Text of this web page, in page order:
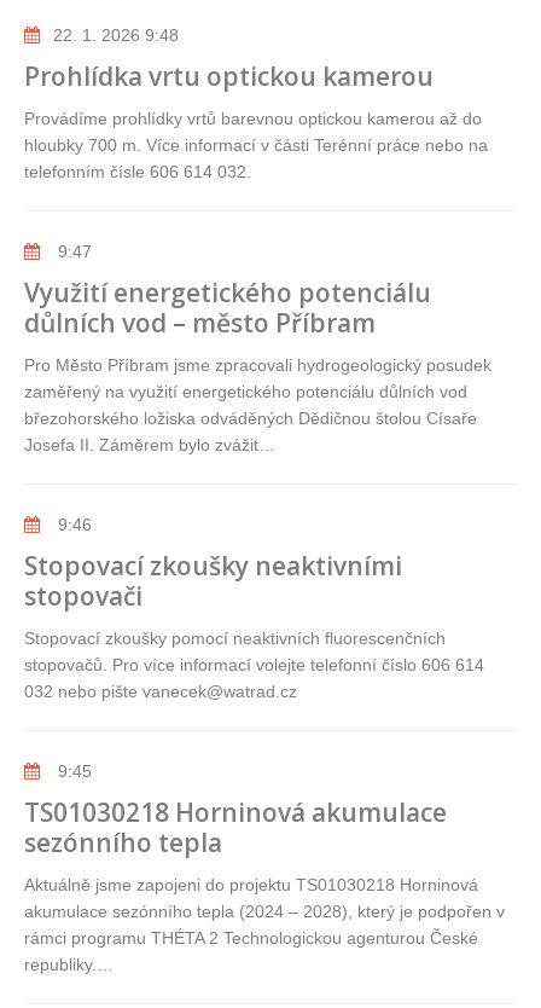
22. 1. 2026 9:48
Prohlídka vrtu optickou kamerou
Provádíme prohlídky vrtů barevnou optickou kamerou až do
hloubky 700 m. Více informací v části Terénní práce nebo na
telefonním čísle 606 614 032.
9:47
Využití energetického potenciálu
důlních vod – město Příbram
Pro Město Příbram jsme zpracovali hydrogeologický posudek
zaměřený na využití energetického potenciálu důlních vod
březohorského ložiska odváděných Dědičnou štolou Císaře
Josefa II. Záměrem bylo zvážit…
9:46
Stopovací zkoušky neaktivními
stopovači
Stopovací zkoušky pomocí neaktivních fluorescenčních
stopovačů. Pro více informací volejte telefonní číslo 606 614
032 nebo pište vanecek@watrad.cz
9:45
TS01030218 Horninová akumulace
sezónního tepla
Aktuálně jsme zapojeni do projektu TS01030218 Horninová
akumulace sezónního tepla (2024 – 2028), který je podpořen v
rámci programu THÉTA 2 Technologickou agenturou České
republiky.…